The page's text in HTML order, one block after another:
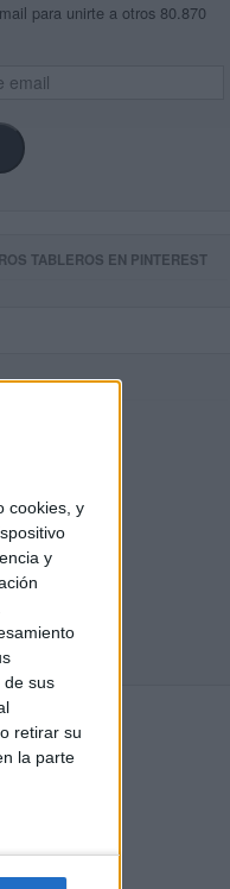
cookies, y
y
de sus
retirar su
la parte
para unirte a otros 80.870
TABLEROS EN PINTEREST